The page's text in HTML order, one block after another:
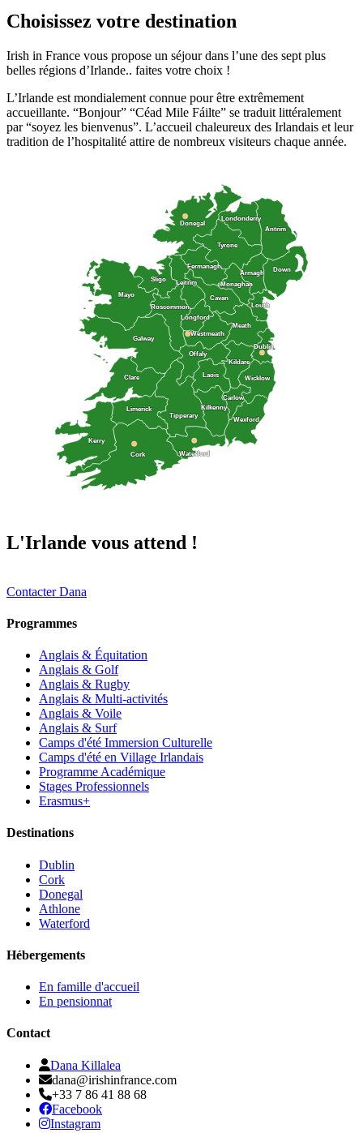
Choisissez votre destination
Irish in France vous propose un séjour dans l’une des sept plus
belles régions d’Irlande.. faites votre choix !
L’Irlande est mondialement connue pour être extrêmement
accueillante. “Bonjour” “Céad Mile Fáilte” se traduit littéralement
par “soyez les bienvenus”. L’accueil chaleureux des Irlandais et leur
tradition de l’hospitalité attire de nombreux visiteurs chaque année.
Antrim
Antrim
Armagh
Armagh
Carlow
Carlow
Cavan
Cavan
Clare
Clare
Cork
Cork
Donegal
Donegal
Down
Down
Dublin
Dublin
Fermanagh
Fermanagh
Galway
Galway
Kerry
Kerry
Kildare
Kildare
Kilkenny
Kilkenny
Laois
Laois
Leitrim
Leitrim
Limerick
Limerick
Londonderry
Londonderry
Longford
Longford
Louth
Louth
Mayo
Mayo
Meath
Meath
Monaghan
Monaghan
Offaly
Offaly
Roscommon
Roscommon
Sligo
Sligo
Tipperary
Tipperary
Tyrone
Tyrone
Waterford
Waterford
Westmeath
Westmeath
Wexford
Wexford
Wicklow
Wicklow
L'Irlande vous attend !
Contacter Dana
Programmes
Anglais & Équitation
Anglais & Golf
Anglais & Rugby
Anglais & Multi-activités
Anglais & Voile
Anglais & Surf
Camps d'été Immersion Culturelle
Camps d'été en Village Irlandais
Programme Académique
Stages Professionnels
Erasmus+
Destinations
Dublin
Cork
Donegal
Athlone
Waterford
Hébergements
En famille d'accueil
En pensionnat
Contact
Dana Killalea
dana@irishinfrance.com
+33 7 86 41 88 68
Facebook
Instagram